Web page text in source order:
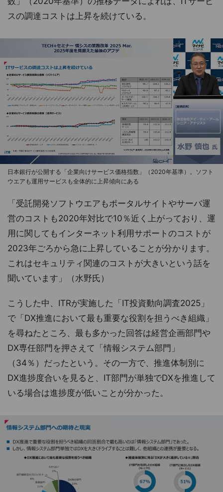
スの調達コストは上昇を続けている。
日本銀行が公開する「企業向けサービス価格指数」（2020年基準）。ソフト
ウエアも運用サービスも全体的に上昇傾向にある
「受託開発ソフトウエアもポータルサイトやサーバ運
営のコストも2020年対比で10％近く上がっており、運
用に関してもインターネット利用サポートのコストが
2023年ごろから急に上昇していることが分かります。
これはセキュリティ関連のコストが大きいという話を
聞いています」（水野氏）
こうした中、ITRが実施した「IT投資動向調査2025」
で「DX推進において最も重要な役割を担うべき組織」
を尋ねたところ、最も多かった回答は経営企画部門や
DX専任部門を押さえて「情報システム部門」
（34％）だったという。その一方で、推進体制別に
DX進捗度合いを見ると、IT部門が単独でDXを推進して
いる場合は進捗度が低いことが分かった。